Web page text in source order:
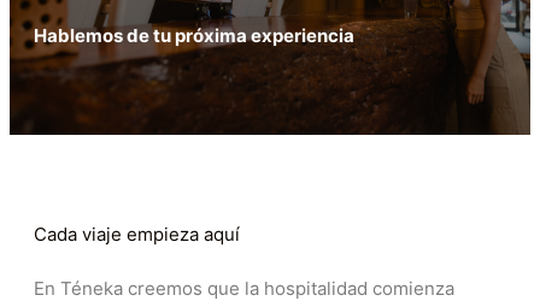
Hablemos de tu próxima experiencia
Cada viaje empieza aquí
En Téneka creemos que la hospitalidad comienza